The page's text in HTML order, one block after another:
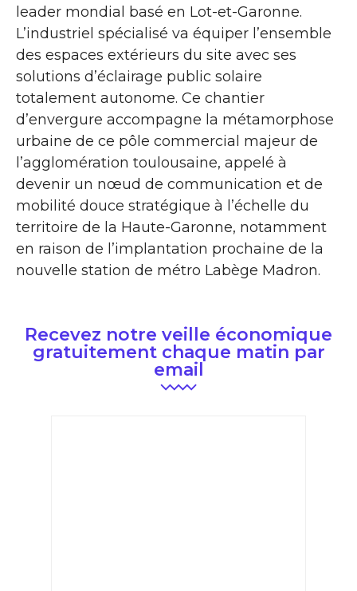
leader mondial basé en Lot-et-Garonne.
L’industriel spécialisé va équiper l’ensemble
des espaces extérieurs du site avec ses
solutions d’éclairage public solaire
totalement autonome. Ce chantier
d’envergure accompagne la métamorphose
urbaine de ce pôle commercial majeur de
l’agglomération toulousaine, appelé à
devenir un nœud de communication et de
mobilité douce stratégique à l’échelle du
territoire de la Haute-Garonne, notamment
en raison de l’implantation prochaine de la
nouvelle station de métro Labège Madron.
Recevez notre veille économique
gratuitement chaque matin par
email